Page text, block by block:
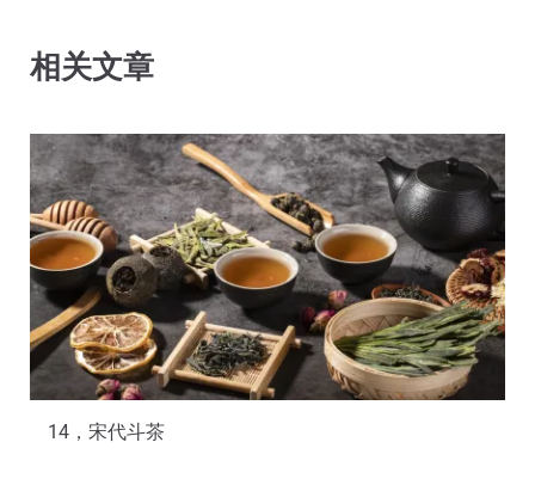
相关文章
14，宋代斗茶